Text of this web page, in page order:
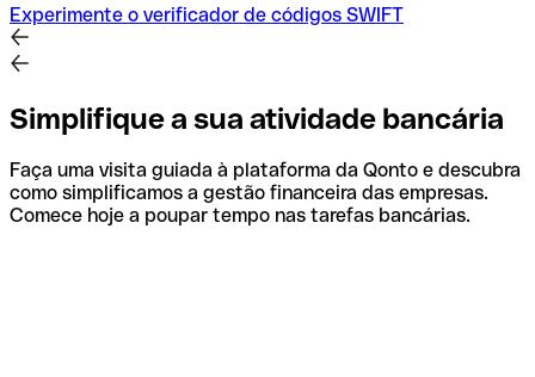
Experimente o verificador de códigos SWIFT
Simplifique a sua atividade bancária
Faça uma visita guiada à plataforma da Qonto e descubra
como simplificamos a gestão financeira das empresas.
Comece hoje a poupar tempo nas tarefas bancárias.